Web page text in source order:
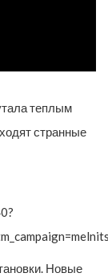
теплым
странные
Новые